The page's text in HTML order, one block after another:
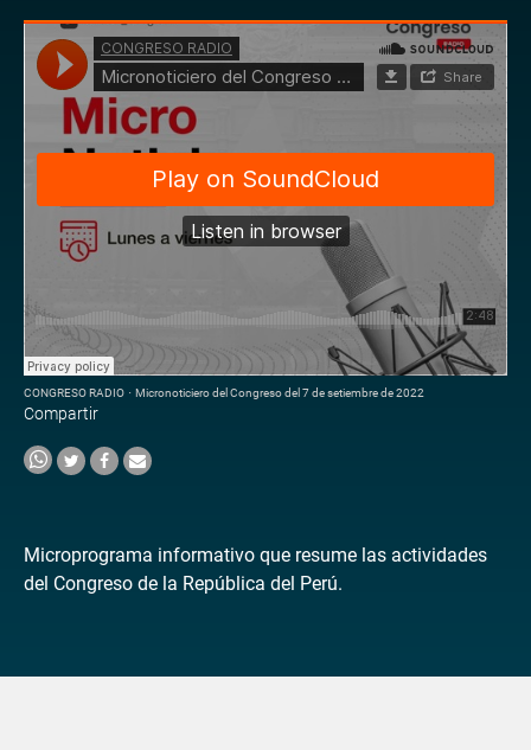
CONGRESO RADIO · Micronoticiero del Congreso del 7 de setiembre de 2022
Compartir
Microprograma informativo que resume las actividades
del Congreso de la República del Perú.